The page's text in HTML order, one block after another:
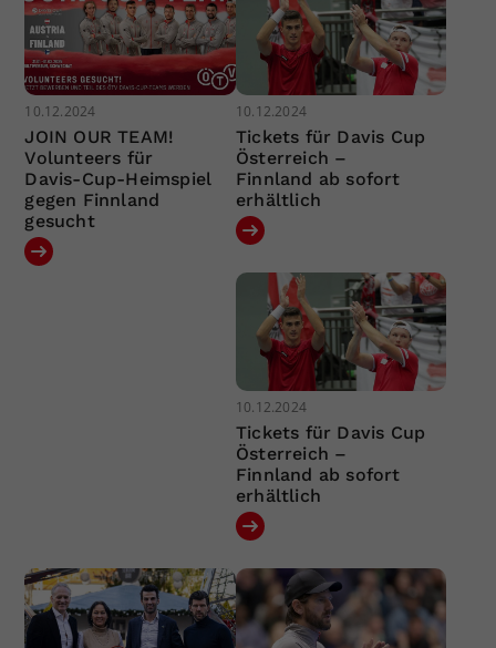
10.12.2024
JOIN OUR TEAM!
Volunteers für
Davis-Cup-Heimspiel
gegen Finnland
gesucht
10.12.2024
Tickets für Davis Cup
Österreich –
Finnland ab sofort
erhältlich
10.12.2024
Tickets für Davis Cup
Österreich –
Finnland ab sofort
erhältlich